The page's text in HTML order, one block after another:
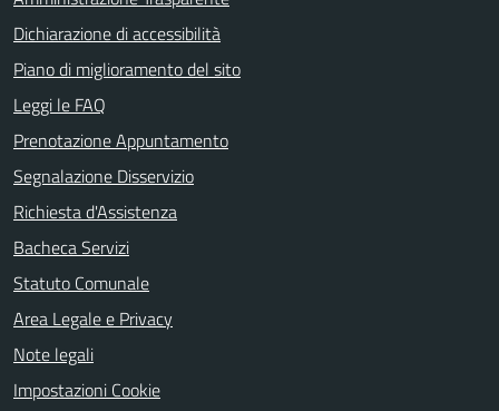
Dichiarazione di accessibilità
Piano di miglioramento del sito
Leggi le FAQ
Prenotazione Appuntamento
Segnalazione Disservizio
Richiesta d'Assistenza
Bacheca Servizi
Statuto Comunale
Area Legale e Privacy
Note legali
Impostazioni Cookie